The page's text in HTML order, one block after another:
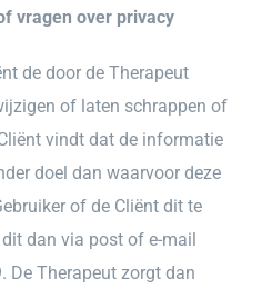
vragen over privacy
de door de Therapeut
of laten schrappen of
vindt dat de informatie
doel dan waarvoor deze
of de Cliënt dit te
dan via post of e-mail
De Therapeut zorgt dan